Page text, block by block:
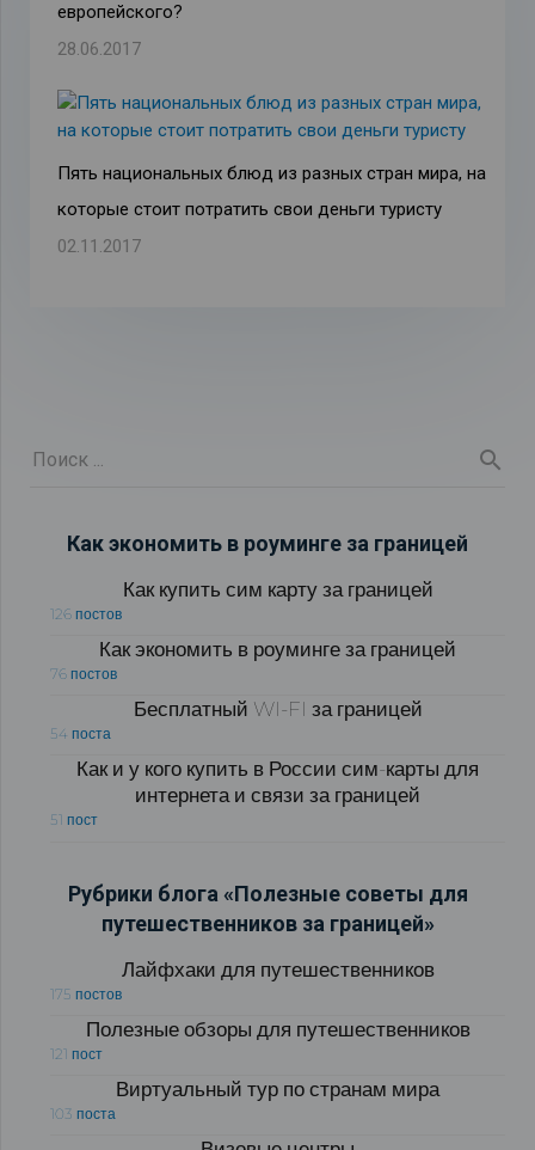
европейского?
28.06.2017
Пять национальных блюд из разных стран мира, на
которые стоит потратить свои деньги туристу
02.11.2017
Как экономить в роуминге за границей
Как купить сим карту за границей
126 постов
Как экономить в роуминге за границей
76 постов
Бесплатный WI-FI за границей
54 поста
Как и у кого купить в России сим-карты для
интернета и связи за границей
51 пост
Рубрики блога «Полезные советы для
путешественников за границей»
Лайфхаки для путешественников
175 постов
Полезные обзоры для путешественников
121 пост
Виртуальный тур по странам мира
103 поста